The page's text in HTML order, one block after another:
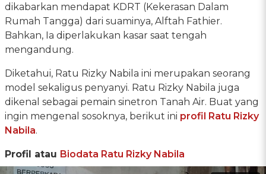
dikabarkan mendapat KDRT (Kekerasan Dalam
Rumah Tangga) dari suaminya, Alftah Fathier.
Bahkan, Ia diperlakukan kasar saat tengah
mengandung.
Diketahui, Ratu Rizky Nabila ini merupakan seorang
model sekaligus penyanyi. Ratu Rizky Nabila juga
dikenal sebagai pemain sinetron Tanah Air. Buat yang
ingin mengenal sosoknya, berikut ini profil Ratu Rizky
Nabila.
Profil atau Biodata Ratu Rizky Nabila